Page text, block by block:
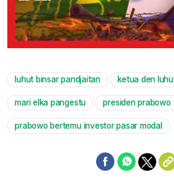
luhut binsar pandjaitan ketua den
mari elka pangestu presiden prabowo
prabowo bertemu investor pasar modal